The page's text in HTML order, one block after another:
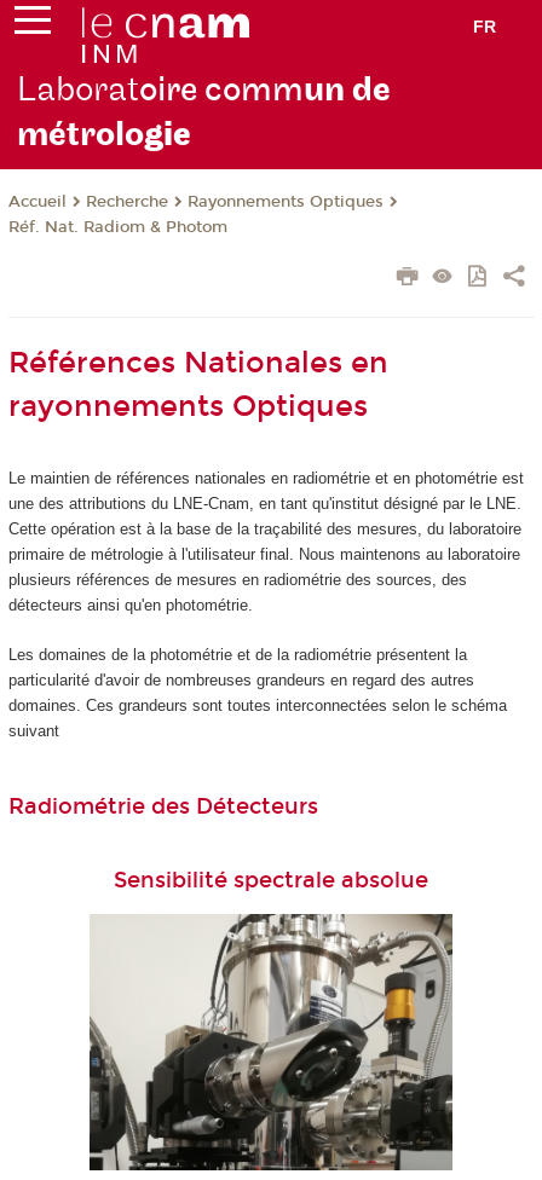
FR
Laboratoire commun de
métrologie
Accueil Recherche
Rayonnements Optiques
Réf. Nat. Radiom & Photom
Références Nationales en
rayonnements Optiques
Le maintien de références nationales en radiométrie et en photométrie est
une des attributions du LNE-Cnam, en tant qu'institut désigné par le LNE.
Cette opération est à la base de la traçabilité des mesures, du laboratoire
primaire de métrologie à l'utilisateur final. Nous maintenons au laboratoire
plusieurs références de mesures en radiométrie des sources, des
détecteurs ainsi qu'en photométrie.
Les domaines de la photométrie et de la radiométrie présentent la
particularité d'avoir de nombreuses grandeurs en regard des autres
domaines. Ces grandeurs sont toutes interconnectées selon le schéma
suivant
Radiométrie des Détecteurs
Sensibilité spectrale absolue